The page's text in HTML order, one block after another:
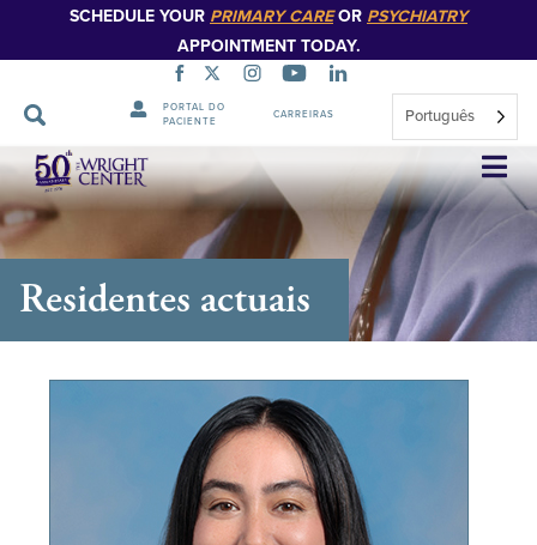
SCHEDULE YOUR PRIMARY CAREOR PSYCHIATRY
APPOINTMENT TODAY.
PORTAL DO
PACIENTE
CARREIRAS Português
Saltar
navegação
Residentes actuais